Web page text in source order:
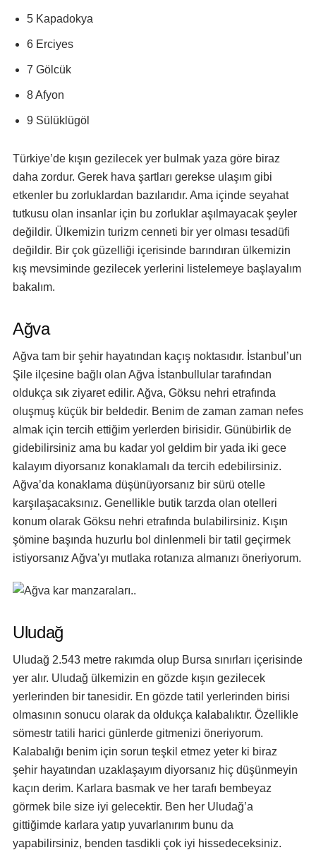
5 Kapadokya
6 Erciyes
7 Gölcük
8 Afyon
9 Sülüklügöl
Türkiye’de kışın gezilecek yer bulmak yaza göre biraz
daha zordur. Gerek hava şartları gerekse ulaşım gibi
etkenler bu zorluklardan bazılarıdır. Ama içinde seyahat
tutkusu olan insanlar için bu zorluklar aşılmayacak şeyler
değildir. Ülkemizin turizm cenneti bir yer olması tesadüfi
değildir. Bir çok güzelliği içerisinde barındıran ülkemizin
kış mevsiminde gezilecek yerlerini listelemeye başlayalım
bakalım.
Ağva
Ağva tam bir şehir hayatından kaçış noktasıdır. İstanbul’un
Şile ilçesine bağlı olan Ağva İstanbullular tarafından
oldukça sık ziyaret edilir. Ağva, Göksu nehri etrafında
oluşmuş küçük bir beldedir. Benim de zaman zaman nefes
almak için tercih ettiğim yerlerden birisidir. Günübirlik de
gidebilirsiniz ama bu kadar yol geldim bir yada iki gece
kalayım diyorsanız konaklamalı da tercih edebilirsiniz.
Ağva’da konaklama düşünüyorsanız bir sürü otelle
karşılaşacaksınız. Genellikle butik tarzda olan otelleri
konum olarak Göksu nehri etrafında bulabilirsiniz. Kışın
şömine başında huzurlu bol dinlenmeli bir tatil geçirmek
istiyorsanız Ağva’yı mutlaka rotanıza almanızı öneriyorum.
Uludağ
Uludağ 2.543 metre rakımda olup Bursa sınırları içerisinde
yer alır. Uludağ ülkemizin en gözde kışın gezilecek
yerlerinden bir tanesidir. En gözde tatil yerlerinden birisi
olmasının sonucu olarak da oldukça kalabalıktır. Özellikle
sömestr tatili harici günlerde gitmenizi öneriyorum.
Kalabalığı benim için sorun teşkil etmez yeter ki biraz
şehir hayatından uzaklaşayım diyorsanız hiç düşünmeyin
kaçın derim. Karlara basmak ve her tarafı bembeyaz
görmek bile size iyi gelecektir. Ben her Uludağ’a
gittiğimde karlara yatıp yuvarlanırım bunu da
yapabilirsiniz, benden tasdikli çok iyi hissedeceksiniz.